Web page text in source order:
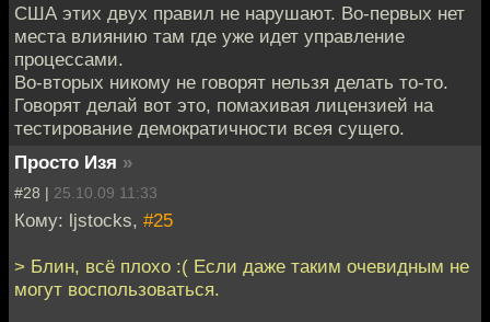
США этих двух правил не нарушают. Во-первых нет
места влиянию там где уже идет управление
процессами.
Во-вторых никому не говорят нельзя делать то-то.
Говорят делай вот это, помахивая лицензией на
тестирование демократичности всея сущего.
Просто Изя »
#28 | 25.10.09 11:33
Кому: ljstocks, #25
> Блин, всё плохо :( Если даже таким очевидным не
могут воспользоваться.